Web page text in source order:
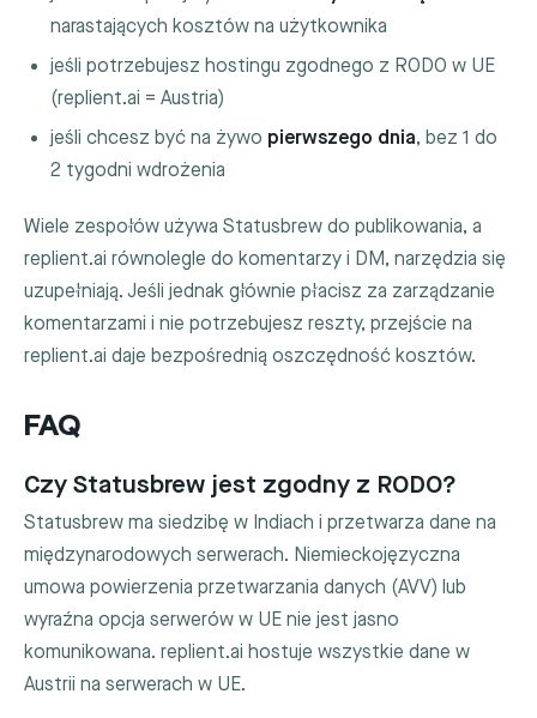
narastających kosztów na użytkownika
jeśli potrzebujesz hostingu zgodnego z RODO w UE
(replient.ai = Austria)
jeśli chcesz być na żywo pierwszego dnia, bez 1 do
2 tygodni wdrożenia
Wiele zespołów używa Statusbrew do publikowania, a
replient.ai równolegle do komentarzy i DM, narzędzia się
uzupełniają. Jeśli jednak głównie płacisz za zarządzanie
komentarzami i nie potrzebujesz reszty, przejście na
replient.ai daje bezpośrednią oszczędność kosztów.
FAQ
Czy Statusbrew jest zgodny z RODO?
Statusbrew ma siedzibę w Indiach i przetwarza dane na
międzynarodowych serwerach. Niemieckojęzyczna
umowa powierzenia przetwarzania danych (AVV) lub
wyraźna opcja serwerów w UE nie jest jasno
komunikowana. replient.ai hostuje wszystkie dane w
Austrii na serwerach w UE.